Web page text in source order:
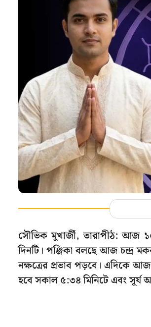
সৌভিক মুখার্জী, তারাপীঠ:
দিনটি। পঞ্জিকা বলছে আজ চন্দ্র
নক্ষত্রের প্রভাব পড়বে। এদিকে আজ
হবে সকাল ৫:৩৪ মিনিটে এবং সূর্য